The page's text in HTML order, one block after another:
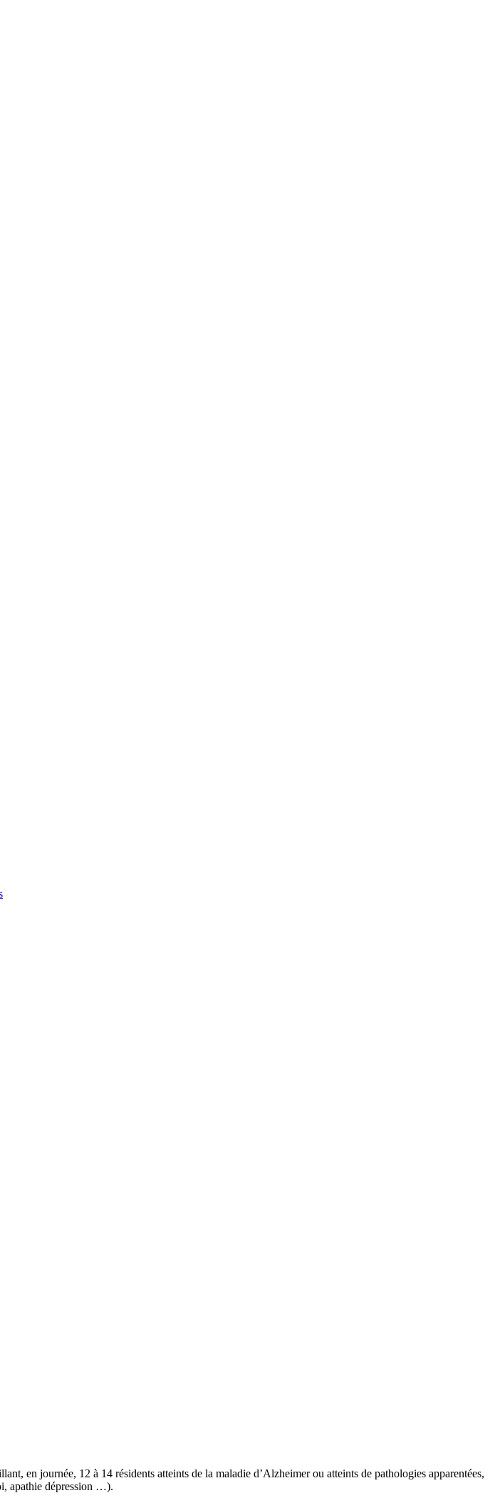
en journée, 12 à 14 résidents atteints de la maladie d’Alzheimer ou atteints de pathologies apparentées,
apathie dépression …).